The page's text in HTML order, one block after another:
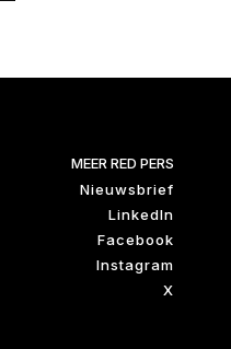
MEER RED PERS
Nieuwsbrief
LinkedIn
Facebook
Instagram
X